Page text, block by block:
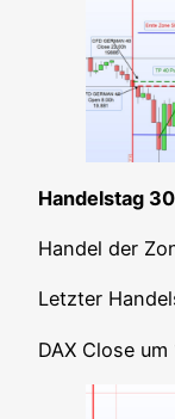
Han­dels­tag
Han­del der
Letz­ter
DAX Clo­se um